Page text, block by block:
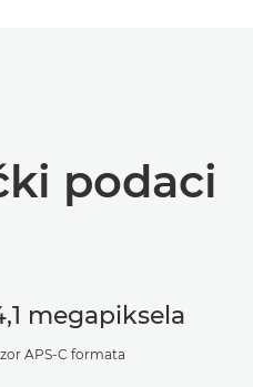
podaci
megapiksela
APS-C formata